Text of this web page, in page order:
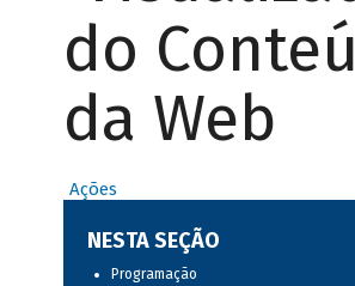
do
da Web
Ações
NESTA SEÇÃO
Programação